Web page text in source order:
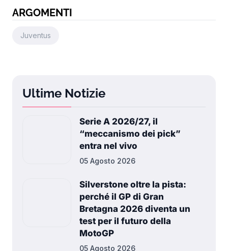
ARGOMENTI
Juventus
Ultime Notizie
Serie A 2026/27, il
“meccanismo dei pick”
entra nel vivo
05 Agosto 2026
Silverstone oltre la pista:
perché il GP di Gran
Bretagna 2026 diventa un
test per il futuro della
MotoGP
05 Agosto 2026